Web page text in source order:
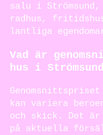
salu i
radhus,
lantliga
Vad är
hus i
kan variera
och skick. Det
på aktuella